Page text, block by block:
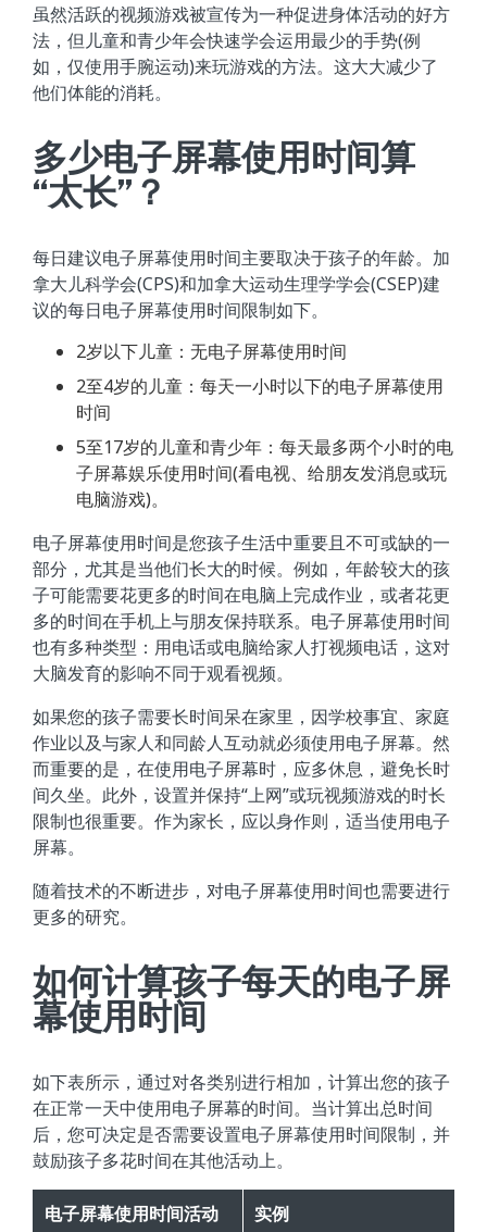
虽然活跃的视频游戏被宣传为一种促进身体活动的好方
法，但儿童和青少年会快速学会运用最少的手势(例
如，仅使用手腕运动)来玩游戏的方法。这大大减少了
他们体能的消耗。
多少电子屏幕使用时间算
“太长”？
每日建议电子屏幕使用时间主要取决于孩子的年龄。加
拿大儿科学会(CPS)和加拿大运动生理学学会(CSEP)建
议的每日电子屏幕使用时间限制如下。
2岁以下儿童：无电子屏幕使用时间
2至4岁的儿童：每天一小时以下的电子屏幕使用
时间
5至17岁的儿童和青少年：每天最多两个小时的电
子屏幕娱乐使用时间(看电视、给朋友发消息或玩
电脑游戏)。
电子屏幕使用时间是您孩子生活中重要且不可或缺的一
部分，尤其是当他们长大的时候。例如，年龄较大的孩
子可能需要花更多的时间在电脑上完成作业，或者花更
多的时间在手机上与朋友保持联系。电子屏幕使用时间
也有多种类型：用电话或电脑给家人打视频电话，这对
大脑发育的影响不同于观看视频。
如果您的孩子需要长时间呆在家里，因学校事宜、家庭
作业以及与家人和同龄人互动就必须使用电子屏幕。然
而重要的是，在使用电子屏幕时，应多休息，避免长时
间久坐。此外，设置并保持“上网”或玩视频游戏的时长
限制也很重要。作为家长，应以身作则，适当使用电子
屏幕。
随着技术的不断进步，对电子屏幕使用时间也需要进行
更多的研究。
如何计算孩子每天的电子屏
幕使用时间
如下表所示，通过对各类别进行相加，计算出您的孩子
在正常一天中使用电子屏幕的时间。当计算出总时间
后，您可决定是否需要设置电子屏幕使用时间限制，并
鼓励孩子多花时间在其他活动上。
电子屏幕使用时间活动 实例